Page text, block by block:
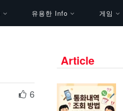
유용한 Info 게임
6
Article